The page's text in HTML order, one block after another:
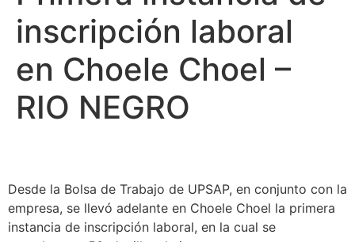
inscripción laboral
en Choele Choel –
RIO NEGRO
Desde la Bolsa de Trabajo de UPSAP, en conjunto con la
empresa, se llevó adelante en Choele Choel la primera
instancia de inscripción laboral, en la cual se